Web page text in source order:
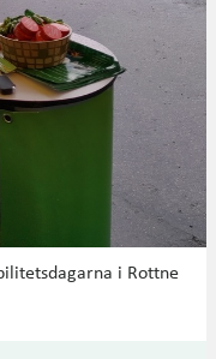
i Rottne